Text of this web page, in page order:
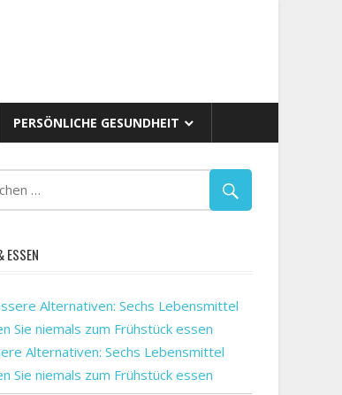
PERSÖNLICHE GESUNDHEIT
ESSEN
Alternativen: Sechs Lebensmittel
Sie niemals zum Frühstück essen